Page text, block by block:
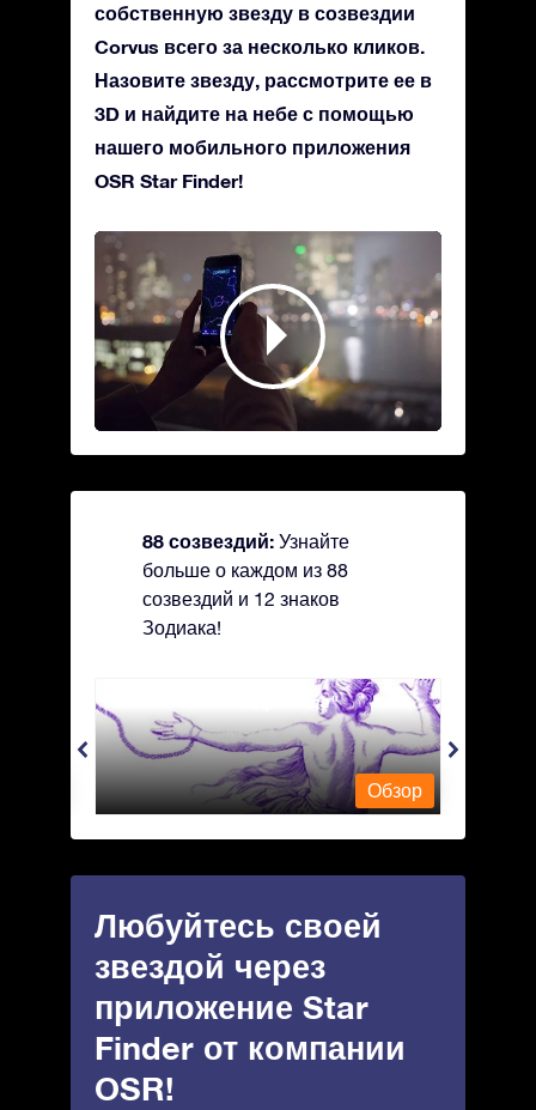
собственную звезду в созвездии
Corvus всего за несколько кликов.
Назовите звезду, рассмотрите ее в
3D и найдите на небе с помощью
нашего мобильного приложения
OSR Star Finder!
88 созвездий: Узнайте
больше о каждом из 88
созвездий и 12 знаков
Зодиака!
Andromeda - Андромеда
Обзор
Любуйтесь своей
звездой через
приложение Star
Finder от компании
OSR!